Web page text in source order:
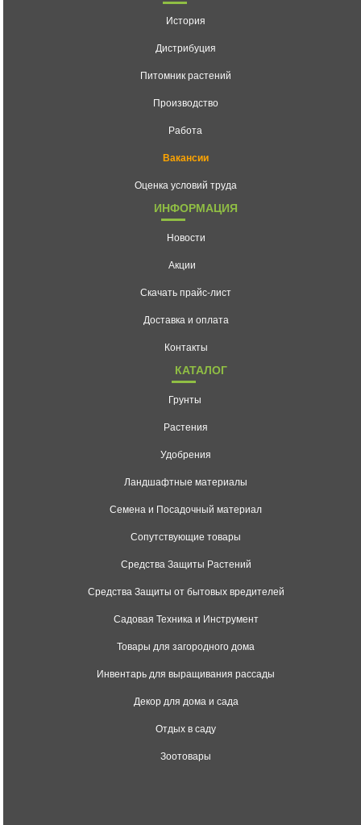
История
Дистрибуция
Питомник растений
Производство
Работа
Вакансии
Оценка условий труда
ИНФОРМАЦИЯ
Новости
Акции
Скачать прайс-лист
Доставка и оплата
Контакты
КАТАЛОГ
Грунты
Растения
Удобрения
Ландшафтные материалы
Семена и Посадочный материал
Сопутствующие товары
Средства Защиты Растений
Средства Защиты от бытовых вредителей
Садовая Техника и Инструмент
Товары для загородного дома
Инвентарь для выращивания рассады
Декор для дома и сада
Отдых в саду
Зоотовары